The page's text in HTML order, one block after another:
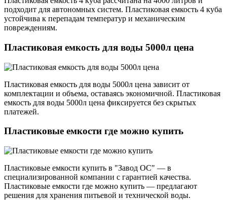
подходит для автономных систем. Пластиковая емкость 4 куба
устойчива к перепадам температур и механическим
повреждениям.
Пластиковая емкость для воды 5000л цена
Пластиковая емкость для воды 5000л цена зависит от
комплектации и объема, оставаясь экономичной. Пластиковая
емкость для воды 5000л цена фиксируется без скрытых
платежей.
Пластиковые емкости где можно купить
Пластиковые емкости купить в "Завод ОС" — в
специализированной компании с гарантией качества.
Пластиковые емкости где можно купить — предлагают
решения для хранения питьевой и технической воды.